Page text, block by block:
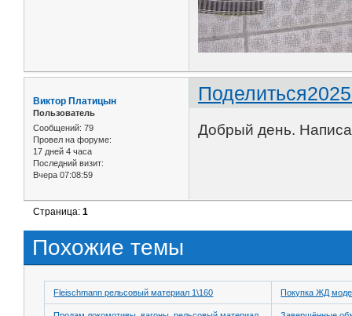
Поделиться
Виктор Платицын
Пользователь
Сообщений: 79
Провел на форуме:
17 дней 4 часа
Последний визит:
Вчера 07:08:59
Добрый день.
Страница:1
Похожие темы
Fleischmann рельсовый материал 1\160 Покупка ЖД